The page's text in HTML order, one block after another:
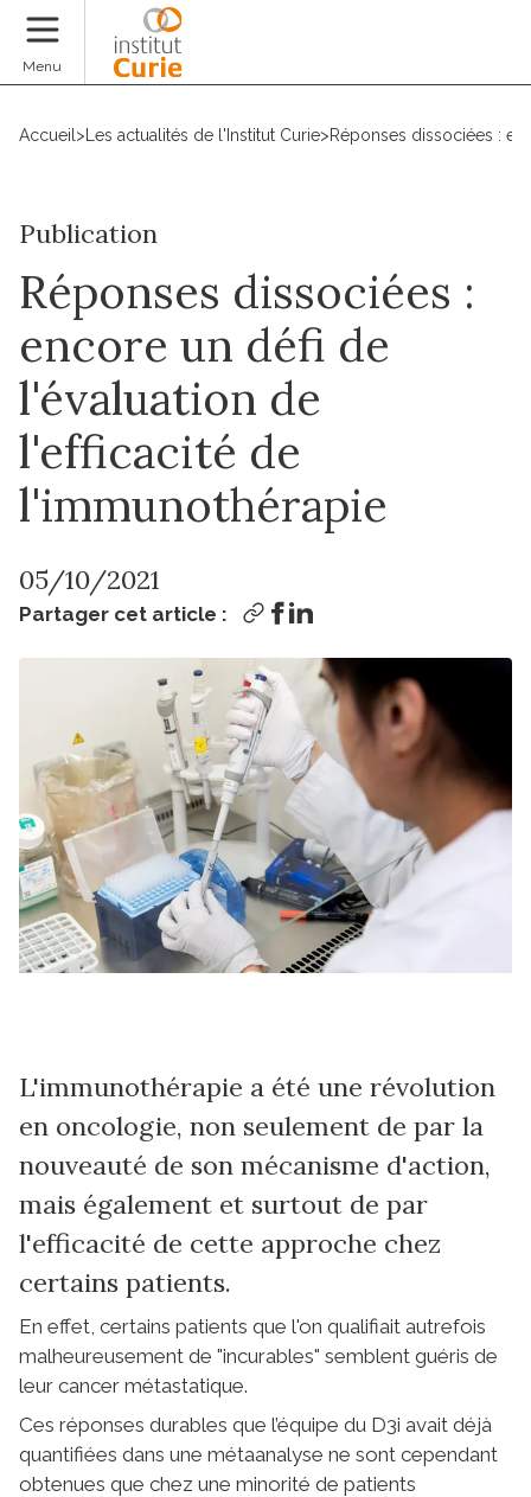
Menu
Accueil > Les actualités de l'Institut Curie>Réponses dissociées :
Publication
Réponses dissociées :
encore un défi de
l'évaluation de
l'efficacité de
l'immunothérapie
05/10/2021
Partager cet article :
L'immunothérapie a été une révolution
en oncologie, non seulement de par la
nouveauté de son mécanisme d'action,
mais également et surtout de par
l'efficacité de cette approche chez
certains patients.
En effet, certains patients que l'on qualifiait autrefois
malheureusement de "incurables" semblent guéris de
leur cancer métastatique.
Ces réponses durables que l’équipe du D3i avait déjà
quantifiées dans une métaanalyse ne sont cependant
obtenues que chez une minorité de patients